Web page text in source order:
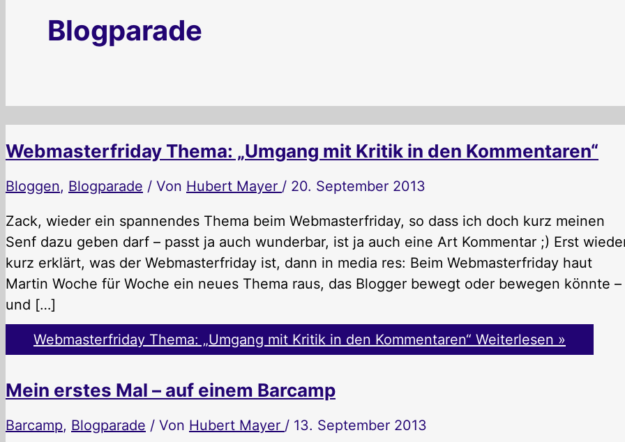
Blogparade
Webmasterfriday Thema: „Umgang mit Kritik in den Kommentaren“
Bloggen, Blogparade / Von Hubert Mayer / 20. September 2013
Zack, wieder ein spannendes Thema beim Webmasterfriday, so dass ich doch kurz meinen
Senf dazu geben darf – passt ja auch wunderbar, ist ja auch eine Art Kommentar ;) Erst
kurz erklärt, was der Webmasterfriday ist, dann in media res: Beim Webmasterfriday haut
Martin Woche für Woche ein neues Thema raus, das Blogger bewegt oder bewegen könnte –
und […]
Webmasterfriday Thema: „Umgang mit Kritik in den Kommentaren“ Weiterlesen »
Mein erstes Mal – auf einem Barcamp
Barcamp, Blogparade / Von Hubert Mayer / 13. September 2013